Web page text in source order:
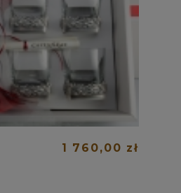
1 760,00 zł